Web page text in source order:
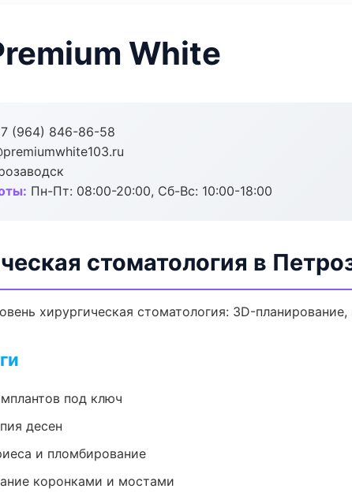
White
(964) 846-86-58
Пн-Пт: 08:00-20:00, Сб-Вс: 10:00-18:00
стоматология в
хирургическая стоматология: 3D-
под ключ
десен
и пломбирование
коронками и мостами